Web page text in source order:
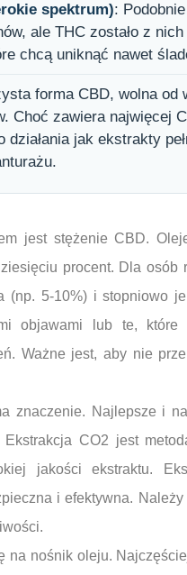
spektrum):
ale THC zostało z
chcą uniknąć nawet
forma CBD, wolna od
Choć zawiera najwięcej
jak ekstrakty
jest stężenie CBD.
procent. Dla osób
(np. 5-10%) i stopniowo
objawami lub te, które
Ważne jest, aby nie
znaczenie. Najlepsze i
CO2 jest
jakości ekstraktu.
i efektywna.
na nośnik oleju.